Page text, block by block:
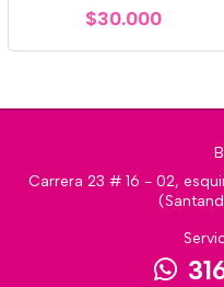
$30.000
Carrera 23 # 16 - 02,